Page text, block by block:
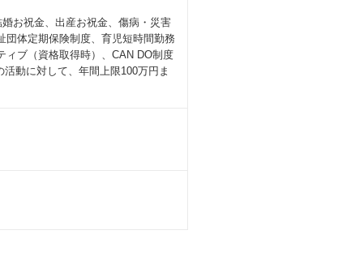
お祝金、出産お祝金、傷病・災害
団体定期保険制度、育児短時間勤務
ィブ（資格取得時）、CAN DO制度
動に対して、年間上限100万円ま